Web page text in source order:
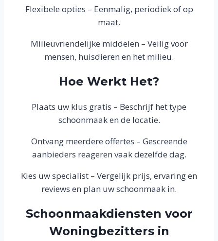
Flexibele opties – Eenmalig, periodiek of op
maat.
Milieuvriendelijke middelen – Veilig voor
mensen, huisdieren en het milieu.
Hoe Werkt Het?
Plaats uw klus gratis – Beschrijf het type
schoonmaak en de locatie.
Ontvang meerdere offertes – Gescreende
aanbieders reageren vaak dezelfde dag.
Kies uw specialist – Vergelijk prijs, ervaring en
reviews en plan uw schoonmaak in.
Schoonmaakdiensten voor
Woningbezitters in